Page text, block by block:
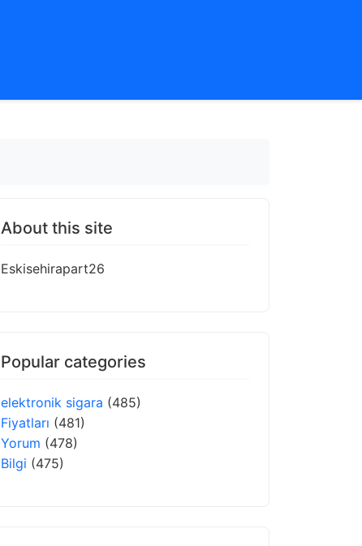
About this site
Eskisehirapart26
Popular categories
elektronik sigara (485)
Fiyatları (481)
Yorum (478)
Bilgi (475)